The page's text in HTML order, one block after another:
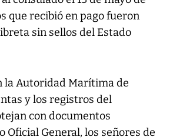
que recibió en pago fueron
sin sellos del Estado
la Autoridad Marítima de
y los registros del
con documentos
Oficial General, los señores de